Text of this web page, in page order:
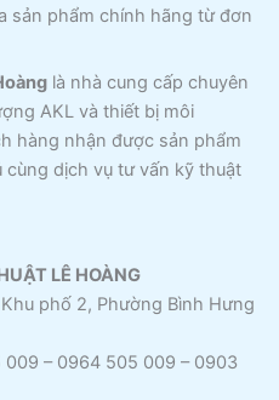
sản phẩm chính hãng từ đơn
là nhà cung cấp chuyên
AKL và thiết bị môi
hàng nhận được sản phẩm
dịch vụ tư vấn kỹ thuật
LÊ HOÀNG
phố 2, Phường Bình Hưng
– 0964 505 009 – 0903